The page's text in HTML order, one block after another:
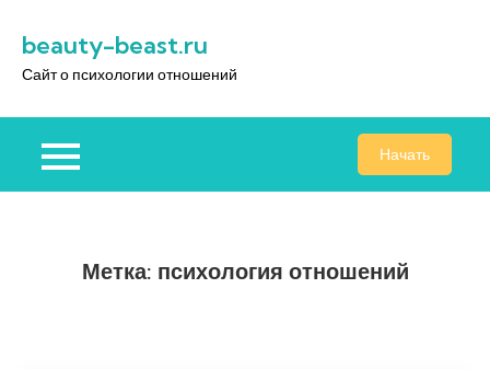
содержимому
beauty-beast.ru
Сайт о психологии отношений
Начать
Метка: психология отношений